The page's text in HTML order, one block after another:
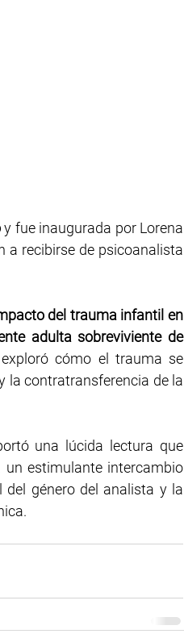
y fue inaugurada por Lorena
a recibirse de psicoanalista
del trauma infantil en
adulta sobreviviente de
cómo el trauma se
la contratransferencia de la
una lúcida lectura que
estimulante intercambio
del género del analista y la